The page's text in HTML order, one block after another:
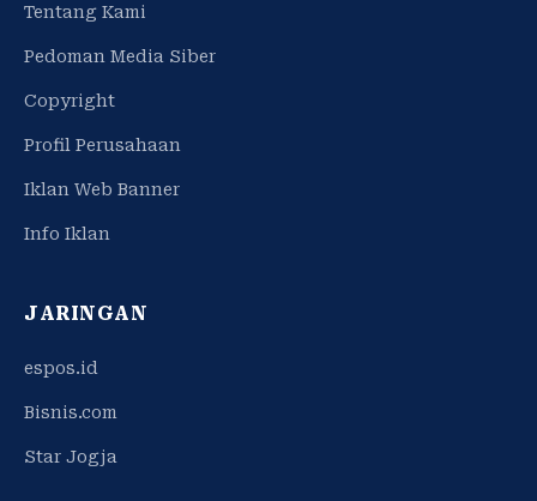
Tentang Kami
Pedoman Media Siber
Copyright
Profil Perusahaan
Iklan Web Banner
Info Iklan
JARINGAN
espos.id
Bisnis.com
Star Jogja